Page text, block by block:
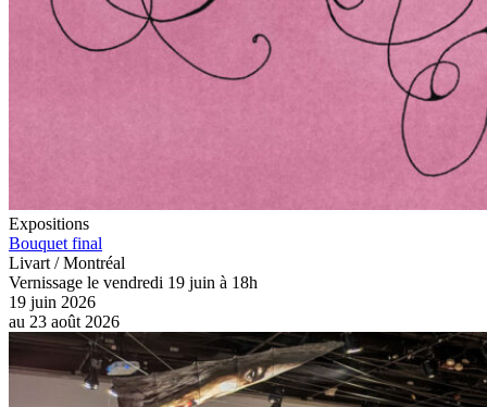
Expositions
Bouquet final
Livart / Montréal
Vernissage le vendredi 19 juin à 18h
19 juin 2026
au 23 août 2026